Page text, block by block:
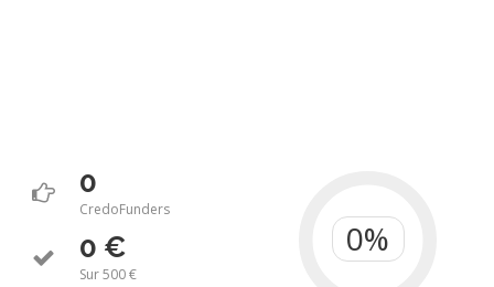
0
CredoFunders
0 €
Sur 500 €